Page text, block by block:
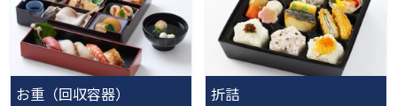
お重（回収容器） 折詰